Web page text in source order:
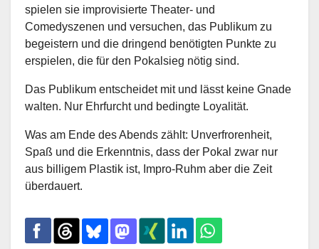
spielen sie improvisierte Theater- und
Comedyszenen und versuchen, das Publikum zu
begeistern und die dringend benötigten Punkte zu
erspielen, die für den Pokalsieg nötig sind.
Das Publikum entscheidet mit und lässt keine Gnade
walten. Nur Ehrfurcht und bedingte Loyalität.
Was am Ende des Abends zählt: Unverfrorenheit,
Spaß und die Erkenntnis, dass der Pokal zwar nur
aus billigem Plastik ist, Impro-Ruhm aber die Zeit
überdauert.